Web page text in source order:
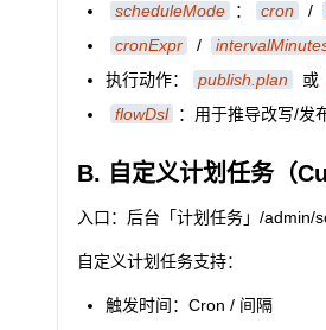
scheduleMode
： cron /
cronExpr
/
执行动作：
publish.plan 或
flowDsl
：用于推导改写/发
B. 自定义计划任务（
入口：后台「计划任务」/admin/
自定义计划任务支持：
触发时间：Cron / 间隔